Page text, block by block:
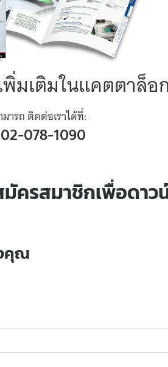
พิ่มเติมในแคตตาล็อก
ารถ ติดต่อเราได้ที่:
02-078-1090
ครสมาชิกเพื่อดาว
คุณ